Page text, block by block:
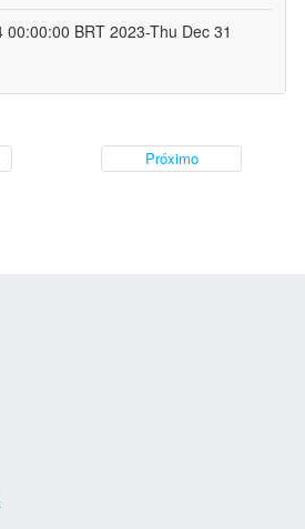
00:00:00 BRT 2023-Thu Dec 31
Próximo